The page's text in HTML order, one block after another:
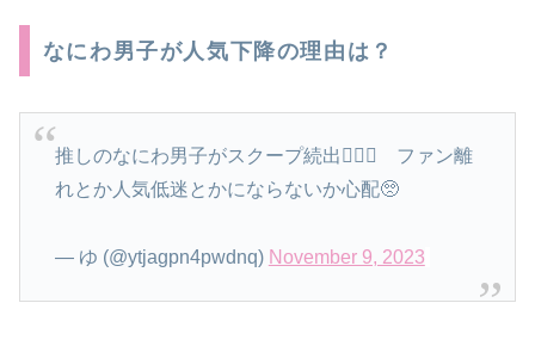
なにわ男子が人気下降の理由は？
推しのなにわ男子がスクープ続出👩‍❤️‍👨 ファン離
れとか人気低迷とかにならないか心配🥺
— ゆ (@ytjagpn4pwdnq) November 9, 2023